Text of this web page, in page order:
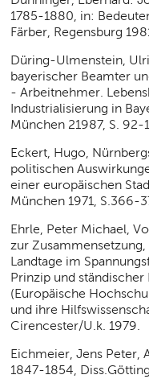
1785-1880, in:
Färber, Regensburg
Düring-Ulmenstein,
bayerischer Beamter
- Arbeitnehmer.
Industrialisierung in
München 21987, S. 92-
Eckert, Hugo,
politischen
einer europäischen
München 1971, S.366-
Ehrle, Peter Michael,
zur
Landtage im
Prinzip und ständischer
(Europäische
und ihre
Cirencester/U.k. 1979.
Eichmeier, Jens Peter,
1847-1854,